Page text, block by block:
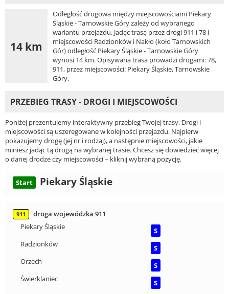
14 km
Odległość drogowa między miejscowościami Piekary
Śląskie - Tarnowskie Góry zależy od wybranego
wariantu przejazdu. Jadąc trasą przez drogi 911 i 78 i
miejscowości Radzionków i Nakło (koło Tarnowskich
Gór) odległość Piekary Śląskie - Tarnowskie Góry
wynosi 14 km. Opisywana trasa prowadzi drogami: 78,
911, przez miejscowości: Piekary Śląskie, Tarnowskie
Góry.
PRZEBIEG TRASY - DROGI I MIEJSCOWOŚCI
Poniżej prezentujemy interaktywny przebieg Twojej trasy. Drogi i
miejscowości są uszeregowane w kolejności przejazdu. Najpierw
pokazujemy drogę (jej nr i rodzaj), a następnie miejscowości, jakie
miniesz jadąc tą drogą na wybranej trasie. Chcesz się dowiedzieć więcej
o danej drodze czy miejscowości – kliknij wybraną pozycję.
Start Piekary Śląskie
911
droga wojewódzka 911
Piekary Śląskie
S
Radzionków
S
Orzech
S
Świerklaniec
S